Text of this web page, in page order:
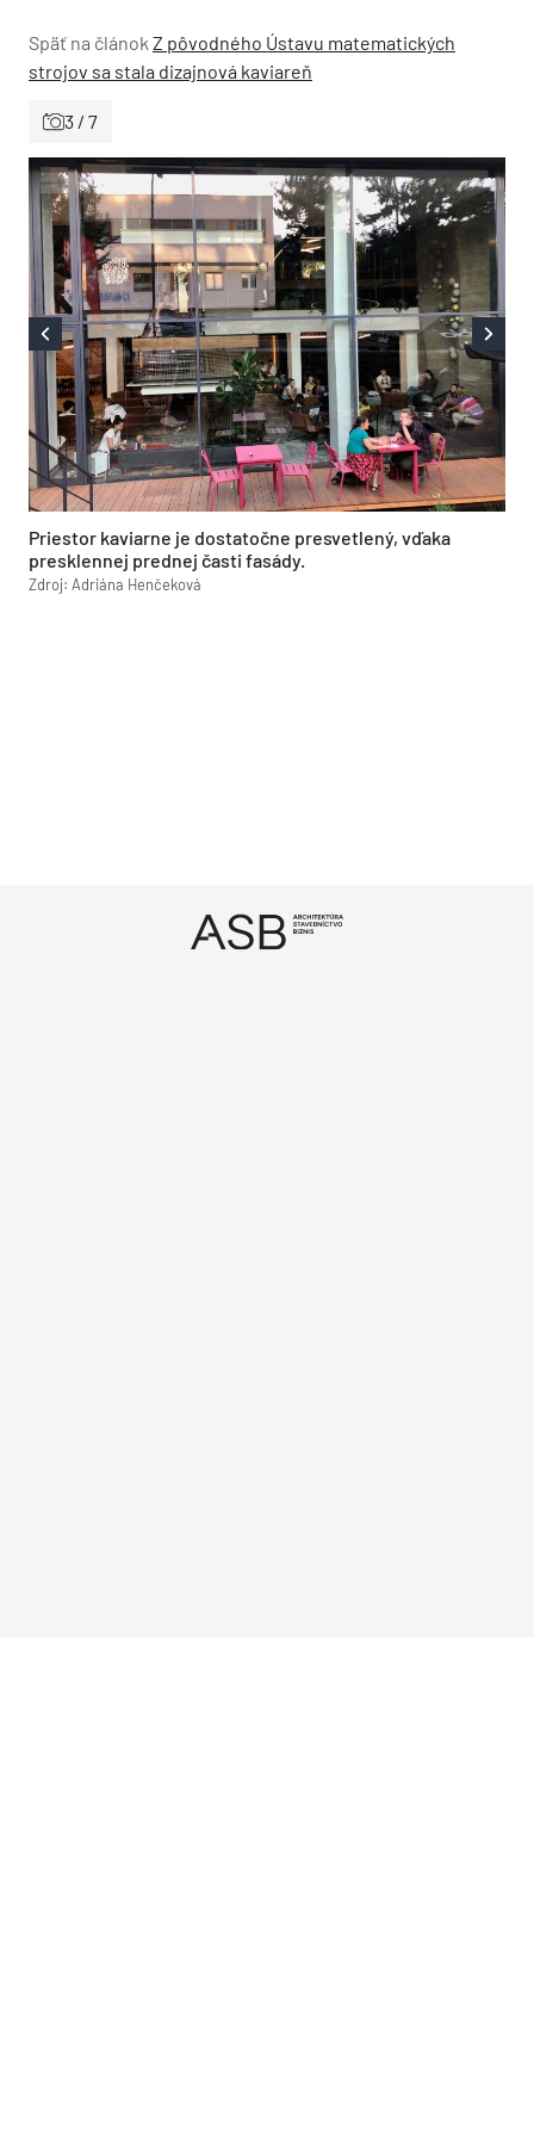
Späť na článok Z pôvodného Ústavu matematických
strojov sa stala dizajnová kaviareň
3 / 7
Priestor kaviarne je dostatočne presvetlený, vďaka
presklennej prednej časti fasády.
Zdroj: Adriána Henčeková